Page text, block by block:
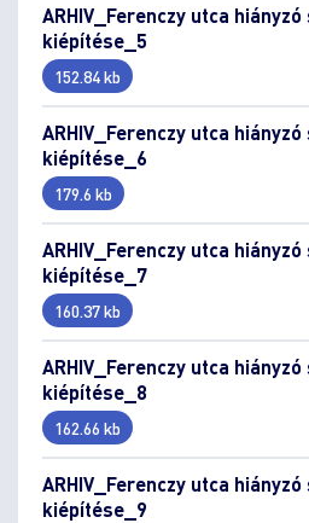
ARHIV_Ferenczy utca
kiépítése_5
152.84 kb
ARHIV_Ferenczy utca
kiépítése_6
179.6 kb
ARHIV_Ferenczy utca
kiépítése_7
160.37 kb
ARHIV_Ferenczy utca
kiépítése_8
162.66 kb
ARHIV_Ferenczy utca
kiépítése_9